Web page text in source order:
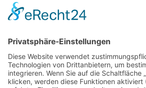
Telefon (+49)07151-59781
email: blumenhofbenzing@gmail.com
Hilfe & Rechtliches